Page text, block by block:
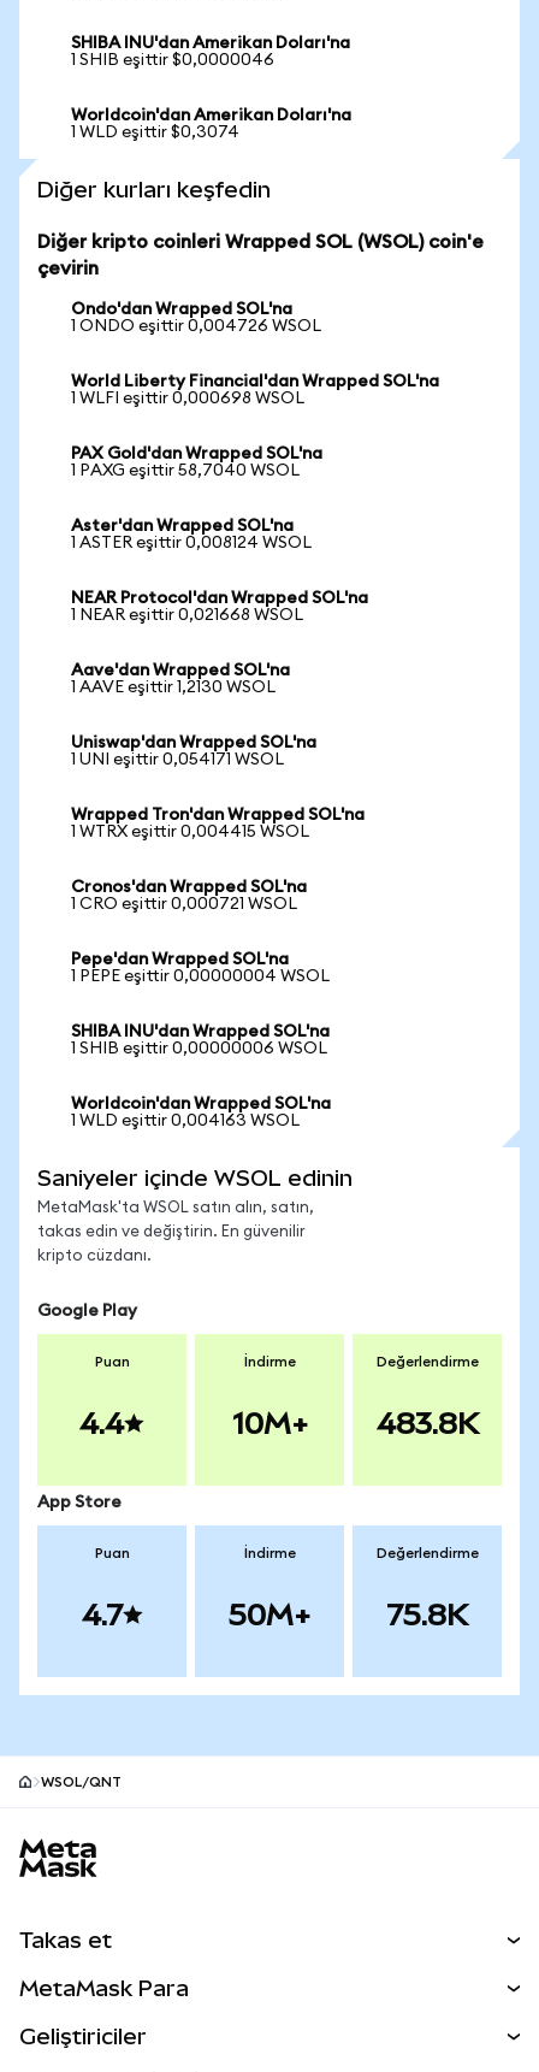
SHIBA INU'dan Amerikan Doları'na
1 SHIB eşittir $0,0000046
Worldcoin'dan Amerikan Doları'na
1 WLD eşittir $0,3074
Diğer kurları keşfedin
Diğer kripto coinleri Wrapped SOL (WSOL) coin'e
çevirin
Ondo'dan Wrapped SOL'na
1 ONDO eşittir 0,004726 WSOL
World Liberty Financial'dan Wrapped SOL'na
1 WLFI eşittir 0,000698 WSOL
PAX Gold'dan Wrapped SOL'na
1 PAXG eşittir 58,7040 WSOL
Aster'dan Wrapped SOL'na
1 ASTER eşittir 0,008124 WSOL
NEAR Protocol'dan Wrapped SOL'na
1 NEAR eşittir 0,021668 WSOL
Aave'dan Wrapped SOL'na
1 AAVE eşittir 1,2130 WSOL
Uniswap'dan Wrapped SOL'na
1 UNI eşittir 0,054171 WSOL
Wrapped Tron'dan Wrapped SOL'na
1 WTRX eşittir 0,004415 WSOL
Cronos'dan Wrapped SOL'na
1 CRO eşittir 0,000721 WSOL
Pepe'dan Wrapped SOL'na
1 PEPE eşittir 0,00000004 WSOL
SHIBA INU'dan Wrapped SOL'na
1 SHIB eşittir 0,00000006 WSOL
Worldcoin'dan Wrapped SOL'na
1 WLD eşittir 0,004163 WSOL
Saniyeler içinde WSOL edinin
MetaMask'ta WSOL satın alın, satın,
takas edin ve değiştirin. En güvenilir
kripto cüzdanı.
Google Play
Puan
4.4
İndirme
10M+
Değerlendirme
483.8K
App Store
Puan
4.7
İndirme
50M+
Değerlendirme
75.8K
WSOL/QNT
Takas et
Perps
MetaMask Para
Geliştiriciler